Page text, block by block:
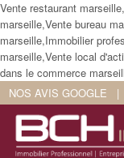
Vente restaurant
marseille,Vente bureau
marseille,Immobilier
marseille,Vente local
dans le commerce
NOS AVIS GOOGLE
|